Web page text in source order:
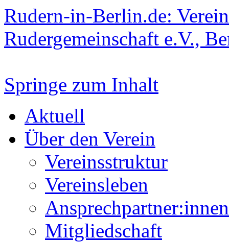
Rudern-in-Berlin.de:
Rudergemeinschaft e.V.,
Springe zum Inhalt
Aktuell
Über den Verein
Vereinsstruktur
Vereinsleben
Ansprechpartner:innen
Mitgliedschaft